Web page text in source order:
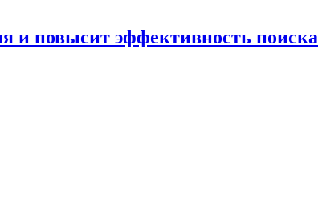
и повысит эффективность поиска